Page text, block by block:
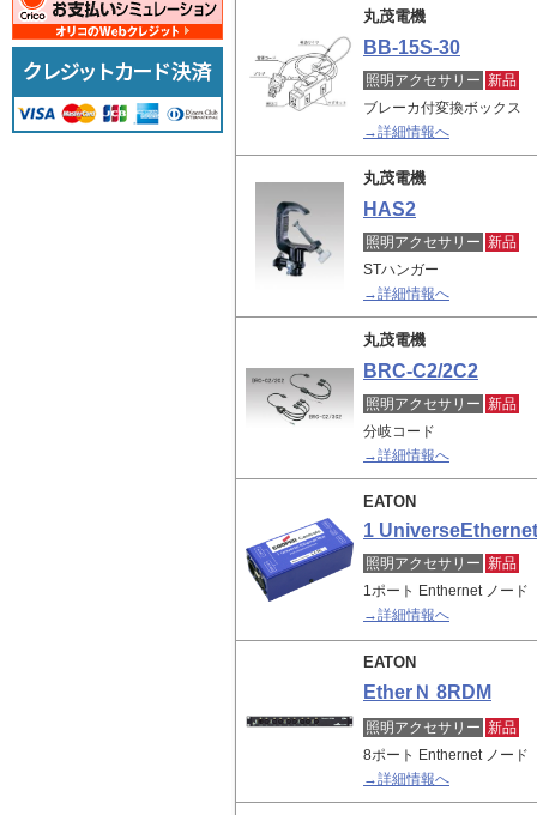
丸茂電機
BB-15S-30
照明アクセサリー 新品
ブレーカ付変換ボックス
→詳細情報へ
丸茂電機
HAS2
照明アクセサリー 新品
STハンガー
→詳細情報へ
丸茂電機
BRC-C2/2C2
照明アクセサリー 新品
分岐コード
→詳細情報へ
EATON
1
照明アクセサリー 新品
1ポート Enthernet ノード
→詳細情報へ
EATON
EtherＮ 8RDM
照明アクセサリー 新品
8ポート Enthernet ノード
→詳細情報へ